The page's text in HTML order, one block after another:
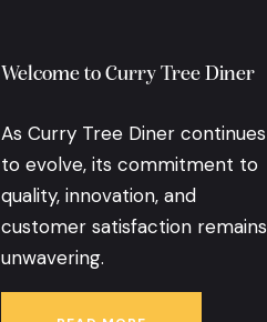
Welcome to Curry Tree Diner
As Curry Tree Diner continues
to evolve, its commitment to
quality, innovation, and
customer satisfaction remains
unwavering.